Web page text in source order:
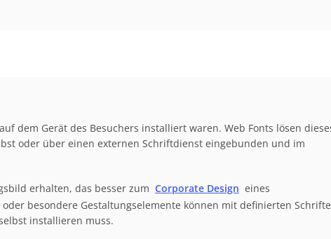
dem Gerät des Besuchers installiert waren. Web Fonts lösen
oder über einen externen Schriftdienst eingebunden und im
erhalten, das besser zum Corporate Design eines
besondere Gestaltungselemente können mit definierten
installieren muss.